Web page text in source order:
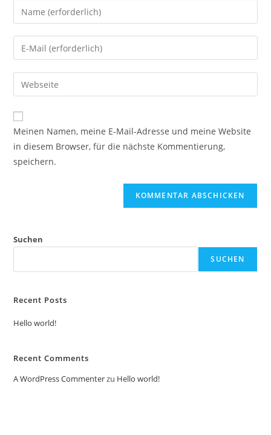
Gib
deinen
Namen
oder
zum
Kommentieren
ein
Gib
deine
E-
Mail-
zum
Kommentieren
ein
Gib
deine
Website-
URL
Meinen Namen, meine E-Mail-Adresse und meine Website
in diesem Browser, für die nächste Kommentierung,
speichern.
Suchen
SUCHEN
Recent Posts
Hello world!
Recent Comments
A WordPress Commenterzu Hello world!